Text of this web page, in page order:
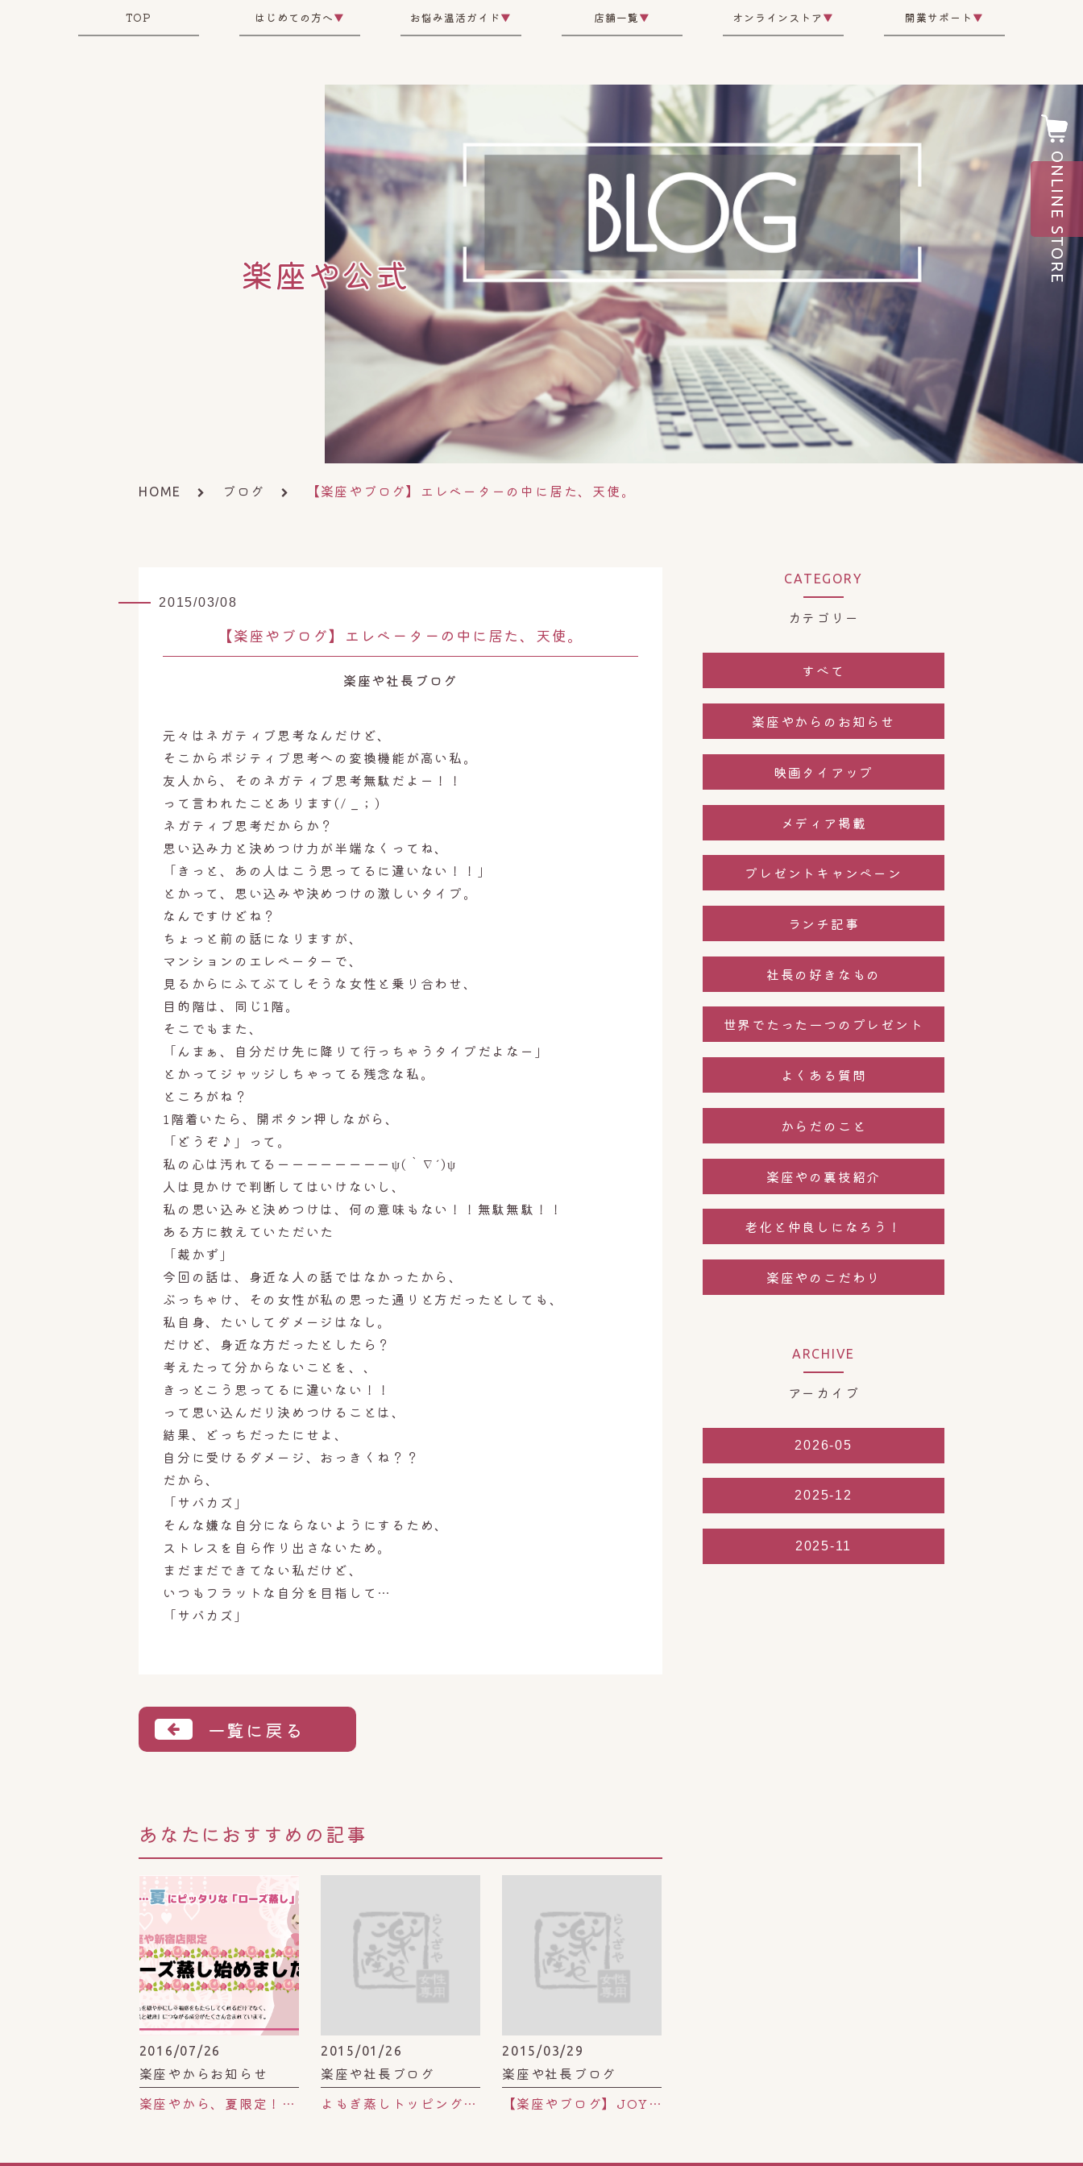
TOP はじめての方へ▼ お悩み温活ガイド▼ 店舗一覧▼ オンラインストア ▼ 開業サポート ▼
楽座や公式
HOME ブログ 【楽座やブログ】エレベーターの中に居た、天使。
2015/03/08
【楽座やブログ】エレベーターの中に居た、天使。
楽座や社長ブログ
元々はネガティブ思考なんだけど、
そこからポジティブ思考への変換機能が高い私。
友人から、そのネガティブ思考無駄だよー！！
って言われたことあります(/ _ ; )
ネガティブ思考だからか？
思い込み力と決めつけ力が半端なくってね、
「きっと、あの人はこう思ってるに違いない！！」
とかって、思い込みや決めつけの激しいタイプ。
なんですけどね？
ちょっと前の話になりますが、
マンションのエレベーターで、
見るからにふてぶてしそうな女性と乗り合わせ、
目的階は、同じ1階。
そこでもまた、
「んまぁ、自分だけ先に降りて行っちゃうタイプだよなー」
とかってジャッジしちゃってる残念な私。
ところがね？
1階着いたら、開ボタン押しながら、
「どうぞ♪」って。
私の心は汚れてるーーーーーーーーψ(｀∇´)ψ
人は見かけで判断してはいけないし、
私の思い込みと決めつけは、何の意味もない！！無駄無駄！！
ある方に教えていただいた
「裁かず」
今回の話は、身近な人の話ではなかったから、
ぶっちゃけ、その女性が私の思った通りと方だったとしても、
私自身、たいしてダメージはなし。
だけど、身近な方だったとしたら？
考えたって分からないことを、、
きっとこう思ってるに違いない！！
って思い込んだり決めつけることは、
結果、どっちだったにせよ、
自分に受けるダメージ、おっきくね？？
だから、
「サバカズ」
そんな嫌な自分にならないようにするため、
ストレスを自ら作り出さないため。
まだまだできてない私だけど、
いつもフラットな自分を目指して…
「サバカズ」
一覧に戻る
あなたにおすすめの記事
2016/07/26
楽座やからお知らせ
楽座やから、夏限定！！「ローズ蒸し、はじめました」
2015/01/26
楽座や社長ブログ
よもぎ蒸しトッピングと、老眼の関係。
2015/03/29
楽座や社長ブログ
【楽座やブログ】JOY BERRY（ジョイベリー）のドライフルーツ。
CATEGORY
カテゴリー
すべて
楽座やからのお知らせ
映画タイアップ
メディア掲載
プレゼントキャンペーン
ランチ記事
社長の好きなもの
世界でたった一つのプレゼント
よくある質問
からだのこと
楽座やの裏技紹介
老化と仲良しになろう！
楽座やのこだわり
ARCHIVE
アーカイブ
2026-05
2025-12
2025-11
ONLINE STORE